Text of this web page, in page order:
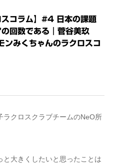
スコラム】#4 日本の課題
回数である｜菅谷美玖
ンみくちゃんのラクロスコ
ラクロスクラブチームのNeO所
大きくしたいと思ったことは